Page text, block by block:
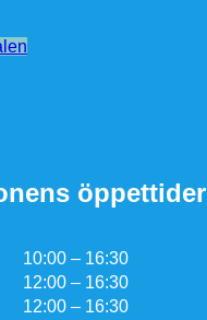
öppettider
10:00 – 16:30
12:00 – 16:30
12:00 – 16:30